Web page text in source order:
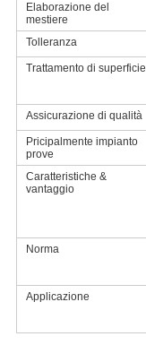
Elaborazione del
mestiere
Tolleranza
Trattamento di superficie
Assicurazione di qualità
Pricipalmente impianto
prove
Caratteristiche &
vantaggio
Norma
Applicazione